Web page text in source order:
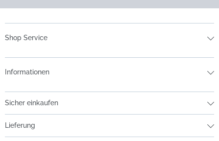
Shop Service
Informationen
Sicher einkaufen
Lieferung